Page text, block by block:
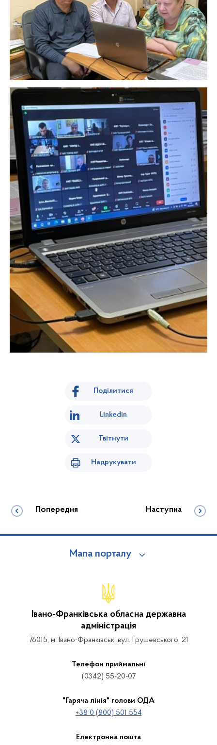
Поділитися
Linkedin
Твітнути
Надрукувати
Попередня Наступна
Мапа порталу
Івано-Франківська обласна державна
адміністрація
76015, м. Івано-Франківськ, вул. Грушевського, 21
Телефон приймальні
(0342) 55-20-07
"Гаряча лінія" голови ОДА
+38 0 (800) 501 554
Електронна пошта